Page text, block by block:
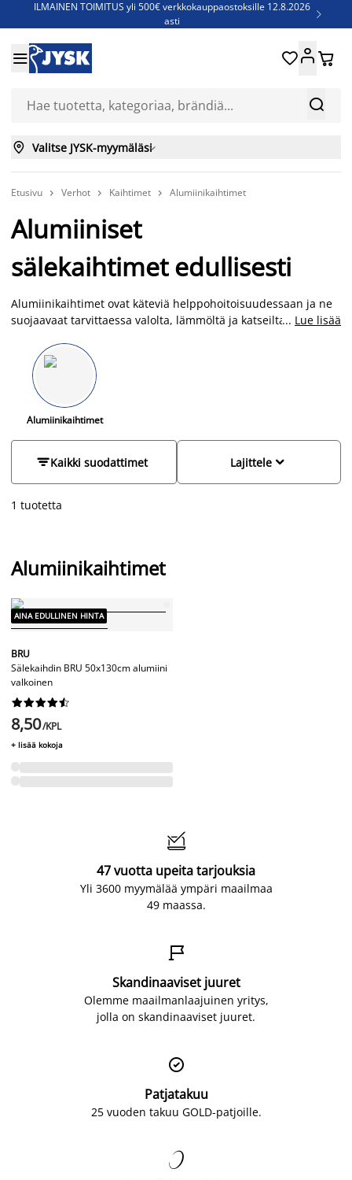
ILMAINEN TOIMITUS yli 500€ verkkokauppaostoksille 12.8.2026
asti

Jenkkisänkyjä - Säästä jopa 60%


 
 Valitse JYSK-myymäläsi
Etusivu  Verhot  Kaihtimet  Alumiinikaihtimet
Alumiiniset
sälekaihtimet edullisesti
Alumiinikaihtimet ovat käteviä helppohoitoisuudessaan ja ne
suojaavaat tarvittaessa valolta, lämmöltä ja katseilta. JYSKin
Valitse mieleisesi väri muun sisustuksen mukaan.
Sälekaihdinharjalla
... Lue lisää
Alumiinikaihtimet
Kaikki suodattimet 
Lajittele
1 tuotetta
Alumiinikaihtimet
AINA EDULLINEN HINTA
BRU
Sälekaihdin BRU 50x130cm alumiini
valkoinen






8,50/KPL
+ lisää kokoja

47 vuotta upeita tarjouksia
Yli 3600 myymälää ympäri maailmaa
49 maassa.

Skandinaaviset juuret
Olemme maailmanlaajuinen yritys,
jolla on skandinaaviset juuret.

Patjatakuu
25 vuoden takuu GOLD-patjoille.
